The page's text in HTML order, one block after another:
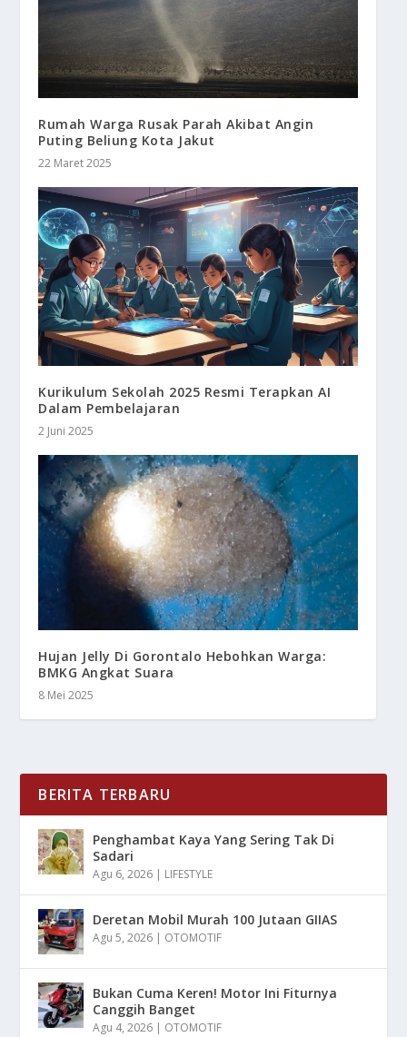
Rumah Warga Rusak Parah Akibat Angin
Puting Beliung Kota Jakut
22 Maret 2025
Kurikulum Sekolah 2025 Resmi Terapkan AI
Dalam Pembelajaran
2 Juni 2025
Hujan Jelly Di Gorontalo Hebohkan Warga:
BMKG Angkat Suara
8 Mei 2025
BERITA TERBARU
Penghambat Kaya Yang Sering Tak Di
Sadari
Agu 6, 2026 | LIFESTYLE
Deretan Mobil Murah 100 Jutaan GIIAS
Agu 5, 2026 | OTOMOTIF
Bukan Cuma Keren! Motor Ini Fiturnya
Canggih Banget
Agu 4, 2026 | OTOMOTIF